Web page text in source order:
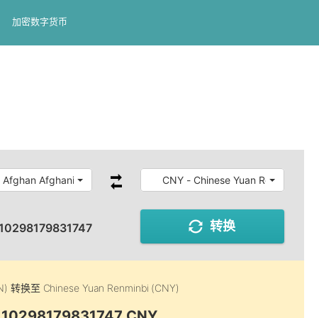
加密数字货币
Afghan Afghani CNY - Chinese Yuan Renminbi
转换
转换至 Chinese Yuan Renminbi (CNY)